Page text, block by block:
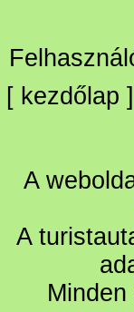
[ kezdőlap
A
A